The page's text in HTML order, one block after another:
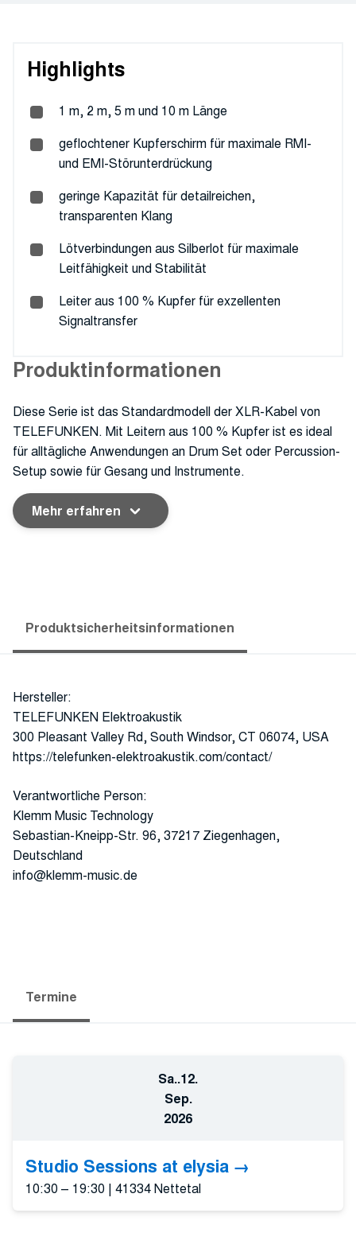
Highlights
1 m, 2 m, 5 m und 10 m Länge
geflochtener Kupferschirm für maximale RMI-
und EMI-Störunterdrückung
geringe Kapazität für detailreichen,
transparenten Klang
Lötverbindungen aus Silberlot für maximale
Leitfähigkeit und Stabilität
Leiter aus 100 % Kupfer für exzellenten
Signaltransfer
Produktinformationen
Diese Serie ist das Standardmodell der XLR-Kabel von
TELEFUNKEN. Mit Leitern aus 100 % Kupfer ist es ideal
für alltägliche Anwendungen an Drum Set oder Percussion-
Setup sowie für Gesang und Instrumente.
Mehr erfahren
Produktsicherheitsinformationen
Hersteller:
TELEFUNKEN Elektroakustik
300 Pleasant Valley Rd, South Windsor, CT 06074, USA
https://telefunken-elektroakustik.com/contact/
Verantwortliche Person:
Klemm Music Technology
Sebastian-Kneipp-Str. 96, 37217 Ziegenhagen,
Deutschland
info@klemm-music.de
Termine
Sa..12.
Sep.
2026
Studio Sessions at elysia
10:30 – 19:30 | 41334 Nettetal